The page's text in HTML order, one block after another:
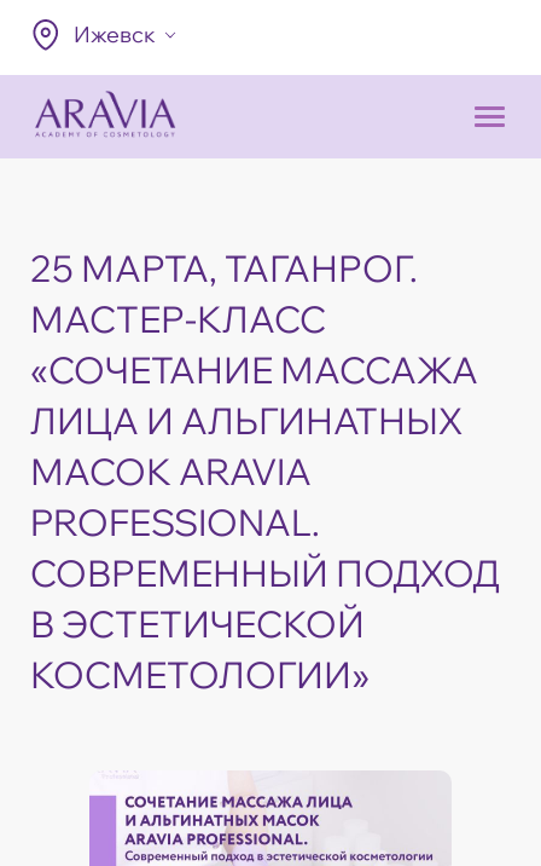
Ижевск
25 МАРТА, ТАГАНРОГ.
МАСТЕР-КЛАСС
«СОЧЕТАНИЕ МАССАЖА
ЛИЦА И АЛЬГИНАТНЫХ
МАСОК ARAVIA
PROFESSIONAL.
СОВРЕМЕННЫЙ ПОДХОД
В ЭСТЕТИЧЕСКОЙ
КОСМЕТОЛОГИИ»